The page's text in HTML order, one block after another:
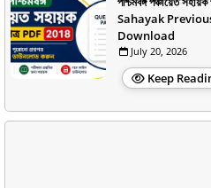
Sahayak
Download
July 20, 2026
Keep